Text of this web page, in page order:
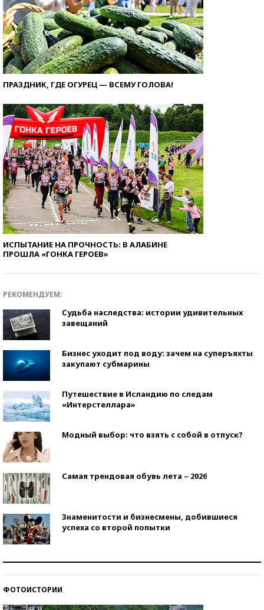
ПРАЗДНИК, ГДЕ ОГУРЕЦ — ВСЕМУ ГОЛОВА!
ИСПЫТАНИЕ НА ПРОЧНОСТЬ: В АЛАБИНЕ
ПРОШЛА «ГОНКА ГЕРОЕВ»
РЕКОМЕНДУЕМ:
Судьба наследства: истории удивительных
завещаний
Бизнес уходит под воду: зачем на суперъяхты
закупают субмарины
Путешествие в Исландию по следам
«Интерстеллара»
Модный выбор: что взять с собой в отпуск?
Самая трендовая обувь лета – 2026
Знаменитости и бизнесмены, добившиеся
успеха со второй попытки
ФОТОИСТОРИИ